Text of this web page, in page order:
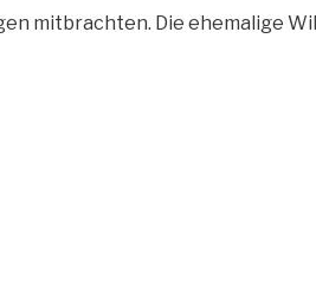
mitbrachten. Die ehemalige